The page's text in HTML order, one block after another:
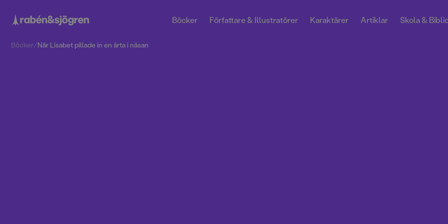
Böcker Författare & Illustratörer Karaktärer Artiklar Skola &
Böcker/När Lisabet pillade in en ärta i näsan